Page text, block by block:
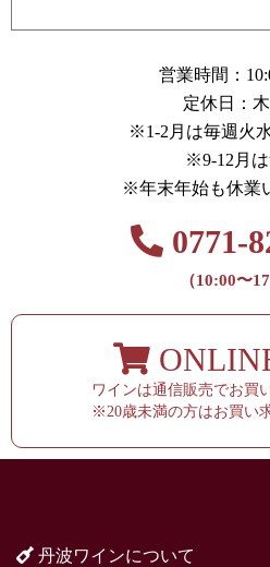
営業時間：
定休日：
※1-2月は毎週火
※9-12月
※年末年始も休業
0771-
（10:00〜
ワインは通信販売でお買
※20歳未満の方はお買い
丹波ワインについて